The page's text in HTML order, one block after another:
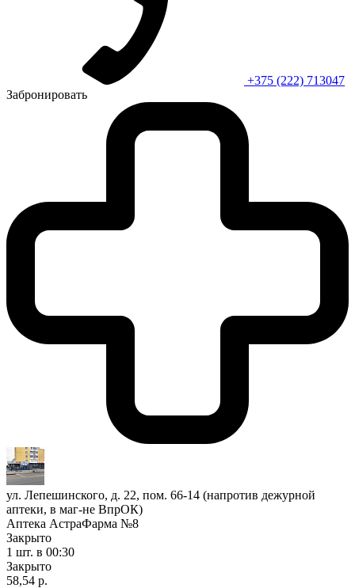
+375 (222) 713047
Забронировать
ул. Лепешинского, д. 22, пом. 66-14 (напротив дежурной
аптеки, в маг-не ВпрОК)
Аптека АстраФарма №8
Закрыто
1 шт. в 00:30
Закрыто
58,54 р.